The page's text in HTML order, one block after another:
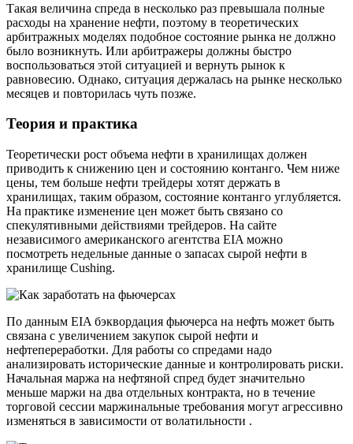
Такая величина спреда в несколько раз превышала полные
расходы на хранение нефти, поэтому в теоретических
арбитражных моделях подобное состояние рынка не должно
было возникнуть. Или арбитражеры должны быстро
воспользоваться этой ситуацией и вернуть рынок к
равновесию. Однако, ситуация держалась на рынке несколько
месяцев и повторилась чуть позже.
Теория и практика
Теоретически рост объема нефти в хранилищах должен
приводить к снижению цен и состоянию контанго. Чем ниже
цены, тем больше нефти трейдеры хотят держать в
хранилищах, таким образом, состояние контанго углубляется.
На практике изменение цен может быть связано со
спекулятивными действиями трейдеров. На сайте
независимого американского агентства EIA можно
посмотреть недельные данные о запасах сырой нефти в
хранилище Cushing.
По данным EIA бэквордация фьючерса на нефть может быть
связана с увеличением закупок сырой нефти и
нефтепереработки. Для работы со спредами надо
анализировать исторические данные и контролировать риски.
Начальная маржа на нефтяной спред будет значительно
меньше маржи на два отдельных контракта, но в течение
торговой сессии маржинальные требования могут агрессивно
изменяться в зависимости от волатильности .